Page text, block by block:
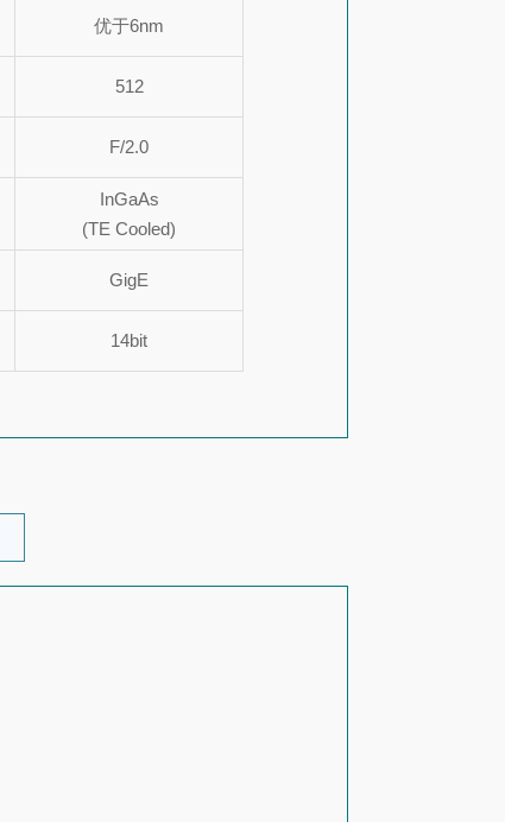
优于6nm
512
F/2.0
InGaAs
(TE Cooled)
GigE
14bit